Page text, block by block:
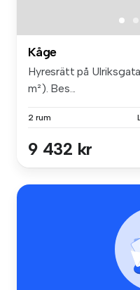
Kåge
Hyresrätt på
m²). Bes...
2 rum
9 432 kr